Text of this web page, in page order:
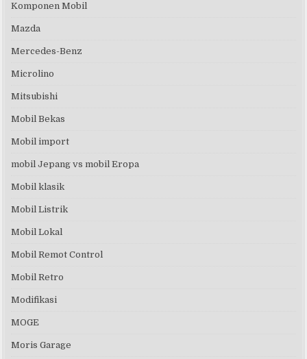
Komponen Mobil
Mazda
Mercedes-Benz
Microlino
Mitsubishi
Mobil Bekas
Mobil import
mobil Jepang vs mobil Eropa
Mobil klasik
Mobil Listrik
Mobil Lokal
Mobil Remot Control
Mobil Retro
Modifikasi
MOGE
Moris Garage